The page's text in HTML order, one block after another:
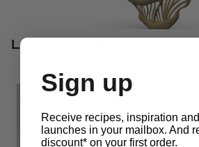
Los chefs suelen
Crisp Holder
$28.85 sin iva
Sign up
Receive recipes, inspiration
launches in your mailbox. And
discount* on your first order.